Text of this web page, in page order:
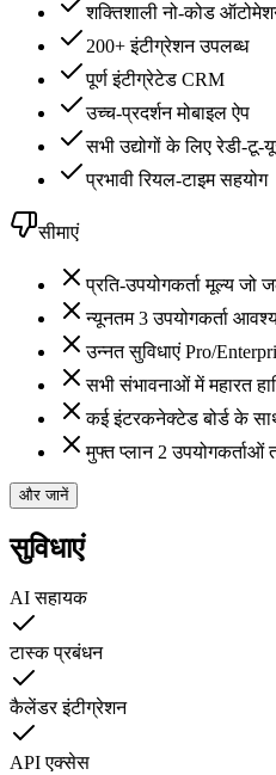
शक्तिशाली नो-कोड
200+ इंटीग्रेशन उपलब्ध
पूर्ण इंटीग्रेटेड CRM
उच्च-प्रदर्शन मोबाइल ऐप
सभी उद्योगों के लिए रेडी-टू-
प्रभावी रियल-टाइम सहयोग
सीमाएं
प्रति-उपयोगकर्ता मूल्य जो
न्यूनतम 3 उपयोगकर्ता
उन्नत सुविधाएं Pro/
सभी संभावनाओं में महारत
कई इंटरकनेक्टेड बोर्ड के
मुफ्त प्लान 2 उपयोगकर्ताओं
और जानें
सुविधाएं
AI सहायक
टास्क प्रबंधन
कैलेंडर इंटीग्रेशन
API एक्सेस